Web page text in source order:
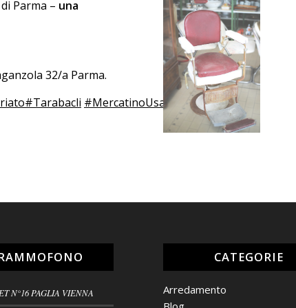
Parma – una
32/a Parma.
#Tarabacli #MercatinoUsato
N°16 PAGLIA VIENNA
CATEGORIE
Arredamento